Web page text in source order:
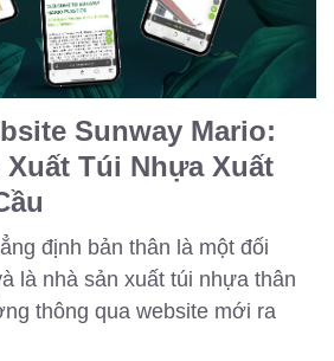
Sunway Mario:
Túi Nhựa Xuất
định bản thân là một đối
là nhà sản xuất túi nhựa thân
thông qua website mới ra